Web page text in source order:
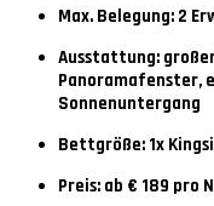
Max. Belegung: 2
Ausstattung:
Panoramafenster,
Sonnenuntergang
Bettgröße: 1x
Preis: ab € 189 pro